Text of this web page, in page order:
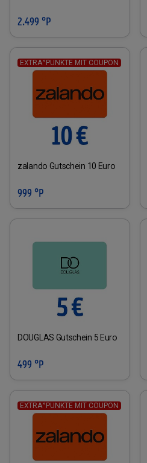
2.499 °P
EXTRA°PUNKTE MIT COUPON
zalando Gutschein 10 Euro
999 °P
DOUGLAS Gutschein 5 Euro
499 °P
EXTRA°PUNKTE MIT COUPON